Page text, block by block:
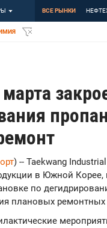
ВСЕ РЫНКИ
) -- Taekwang
в Южной Корее,
по
плановых